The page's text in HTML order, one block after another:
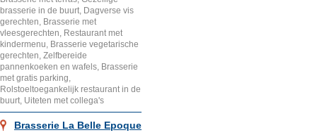
brasserie in de buurt, Dagverse vis
gerechten, Brasserie met
vleesgerechten, Restaurant met
kindermenu, Brasserie vegetarische
gerechten, Zelfbereide
pannenkoeken en wafels, Brasserie
met gratis parking,
Rolstoeltoegankelijk restaurant in de
buurt, Uiteten met collega's
Brasserie La Belle Epoque